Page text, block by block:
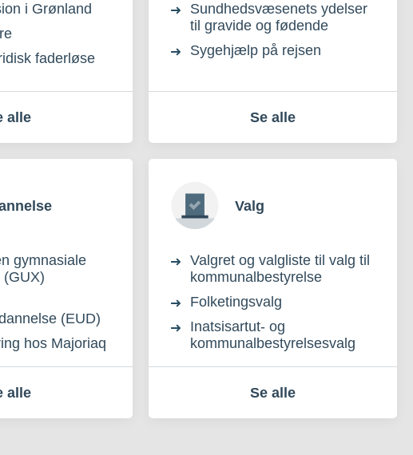
i Grønland
faderløse
alle
Sundhedsvæsenets ydelser
til gravide og fødende
Sygehjælp på rejsen
Se alle
gymnasiale
(GUX)
(EUD)
hos Majoriaq
alle
Valg
Valgret og valgliste til valg til
kommunalbestyrelse
Folketingsvalg
Inatsisartut- og
kommunalbestyrelsesvalg
Se alle